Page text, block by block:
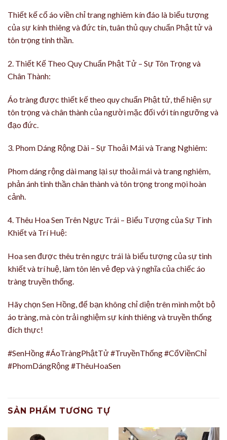
Thiết kế cổ áo viền chỉ trang nghiêm kín đáo là biểu tượng
của sự kính thiêng và đức tín, tuân thủ quy chuẩn Phật tử và
tôn trọng tinh thần.
2. Thiết Kế Theo Quy Chuẩn Phật Tử – Sự Tôn Trọng và
Chân Thành:
Áo tràng được thiết kế theo quy chuẩn Phật tử, thể hiện sự
tôn trọng và chân thành của người mặc đối với tín ngưỡng và
đạo đức.
3. Phom Dáng Rộng Dài – Sự Thoải Mái và Trang Nghiêm:
Phom dáng rộng dài mang lại sự thoải mái và trang nghiêm,
phản ánh tinh thần chân thành và tôn trọng trong mọi hoàn
cảnh.
4. Thêu Hoa Sen Trên Ngực Trái – Biểu Tượng của Sự Tinh
Khiết và Trí Huệ:
Hoa sen được thêu trên ngực trái là biểu tượng của sự tinh
khiết và trí huệ, làm tôn lên vẻ đẹp và ý nghĩa của chiếc áo
tràng truyền thống.
Hãy chọn Sen Hồng, để bạn không chỉ diện trên mình một bộ
áo tràng, mà còn trải nghiệm sự kính thiêng và truyền thống
đích thực!
#SenHồng #ÁoTràngPhậtTử #TruyềnThống #CổViềnChỉ
#PhomDángRộng #ThêuHoaSen
SẢN PHẨM TƯƠNG TỰ